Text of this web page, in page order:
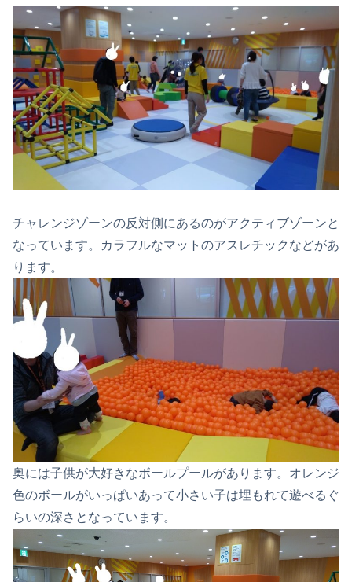
チャレンジゾーンの反対側にあるのがアクティブゾーンと
なっています。カラフルなマットのアスレチックなどがあ
ります。
奥には子供が大好きなボールプールがあります。オレンジ
色のボールがいっぱいあって小さい子は埋もれて遊べるぐ
らいの深さとなっています。